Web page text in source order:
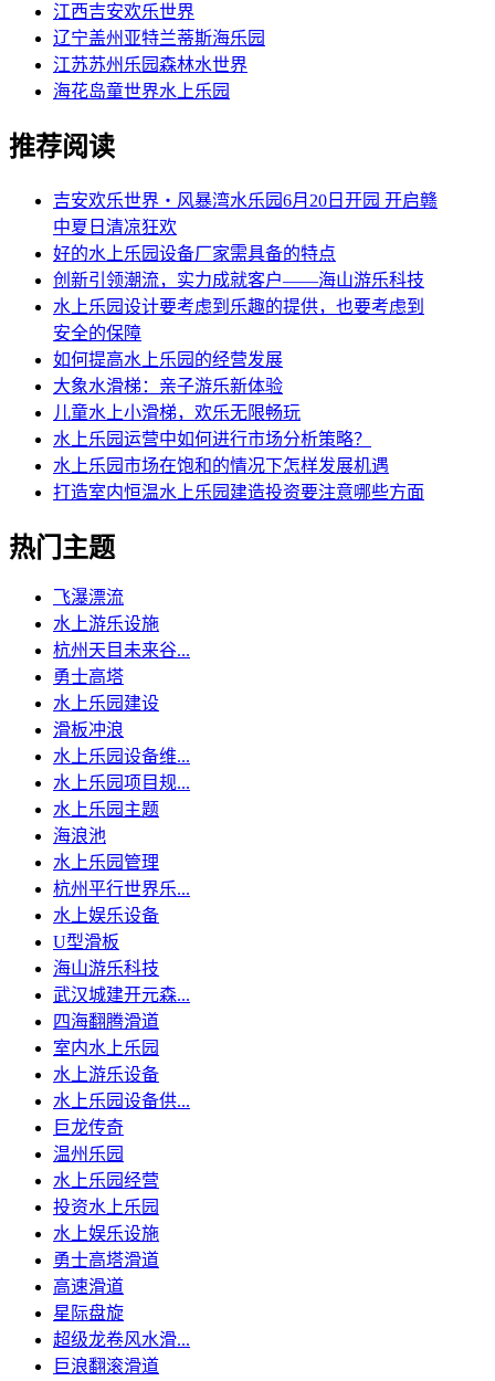
江西吉安欢乐世界
辽宁盖州亚特兰蒂斯海乐园
江苏苏州乐园森林水世界
海花岛童世界水上乐园
推荐阅读
吉安欢乐世界・风暴湾水乐园6月20日开园 开启赣
中夏日清凉狂欢
好的水上乐园设备厂家需具备的特点
创新引领潮流，实力成就客户——海山游乐科技
水上乐园设计要考虑到乐趣的提供，也要考虑到
安全的保障
如何提高水上乐园的经营发展
大象水滑梯：亲子游乐新体验
儿童水上小滑梯，欢乐无限畅玩
水上乐园运营中如何进行市场分析策略？
水上乐园市场在饱和的情况下怎样发展机遇
打造室内恒温水上乐园建造投资要注意哪些方面
热门主题
飞瀑漂流
水上游乐设施
杭州天目未来谷...
勇士高塔
水上乐园建设
滑板冲浪
水上乐园设备维...
水上乐园项目规...
水上乐园主题
海浪池
水上乐园管理
杭州平行世界乐...
水上娱乐设备
U型滑板
海山游乐科技
武汉城建开元森...
四海翻腾滑道
室内水上乐园
水上游乐设备
水上乐园设备供...
巨龙传奇
温州乐园
水上乐园经营
投资水上乐园
水上娱乐设施
勇士高塔滑道
高速滑道
星际盘旋
超级龙卷风水滑...
巨浪翻滚滑道